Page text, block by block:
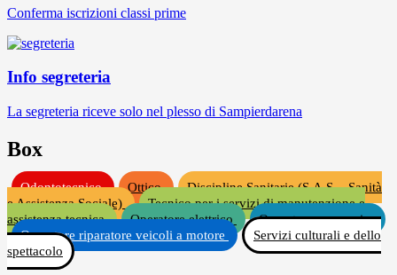
Conferma iscrizioni classi prime
Info segreteria
La segreteria riceve solo nel plesso di Sampierdarena
Box
Odontotecnico Ottico
Discipline Sanitarie (S.A.S. - Sanità
e Assistenza Sociale)
Tecnico per i servizi di manutenzione e
assistenza tecnica
Operatore elettrico
Operatore meccanico
Operatore riparatore veicoli a motore
Servizi culturali e dello
spettacolo